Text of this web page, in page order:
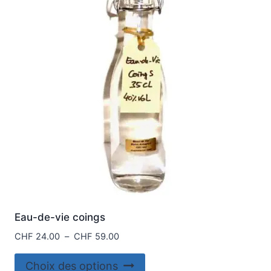
options
peuvent
être
choisies
sur
la
page
du
produit
Eau-de-vie coings
CHF 24.00 – CHF 59.00Plage
prix :
Choix des options